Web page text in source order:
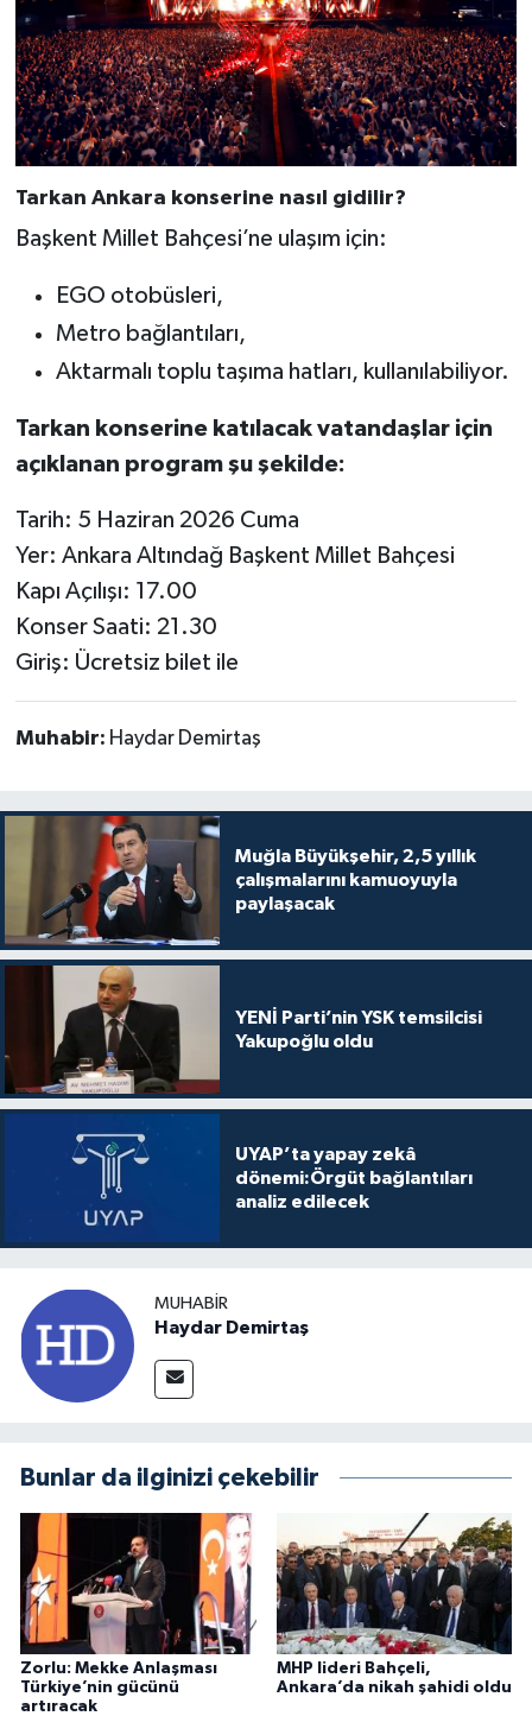
Tarkan Ankara konserine nasıl gidilir?
Başkent Millet Bahçesi’ne ulaşım için:
EGO otobüsleri,
Metro bağlantıları,
Aktarmalı toplu taşıma hatları, kullanılabiliyor.
Tarkan konserine katılacak vatandaşlar için
açıklanan program şu şekilde:
Tarih: 5 Haziran 2026 Cuma
Yer: Ankara Altındağ Başkent Millet Bahçesi
Kapı Açılışı: 17.00
Konser Saati: 21.30
Giriş: Ücretsiz bilet ile
Muhabir: Haydar Demirtaş
Muğla Büyükşehir, 2,5 yıllık
çalışmalarını kamuoyuyla
paylaşacak
YENİ Parti’nin YSK temsilcisi
Yakupoğlu oldu
UYAP’ta yapay zekâ
dönemi:Örgüt bağlantıları
analiz edilecek
MUHABIR
Haydar Demirtaş
Bunlar da ilginizi çekebilir
Zorlu: Mekke Anlaşması
Türkiye’nin gücünü
artıracak
MHP lideri Bahçeli,
Ankara’da nikah şahidi oldu